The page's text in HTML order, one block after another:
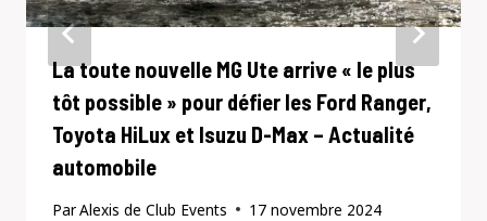
La toute nouvelle MG Ute arrive « le plus
tôt possible » pour défier les Ford Ranger,
Toyota HiLux et Isuzu D-Max – Actualité
automobile
ParAlexis de Club Events 17 novembre 2024